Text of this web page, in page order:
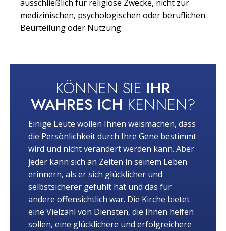
ausschließlich für religiöse Zwecke, nicht zur
medizinischen, psychologischen oder beruflichen
Beurteilung oder Nutzung.
KÖNNEN SIE IHR
WAHRES ICH KENNEN?
Einige Leute wollen Ihnen weismachen, dass
die Persönlichkeit durch Ihre Gene bestimmt
wird und nicht verändert werden kann. Aber
jeder kann sich an Zeiten in seinem Leben
erinnern, als er sich glücklicher und
selbstsicherer gefühlt hat und das für
andere offensichtlich war. Die Kirche bietet
eine Vielzahl von Diensten, die Ihnen helfen
sollen, eine glücklichere und erfolgreichere